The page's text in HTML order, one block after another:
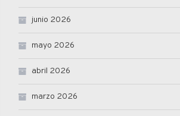
junio 2026
mayo 2026
abril 2026
marzo 2026